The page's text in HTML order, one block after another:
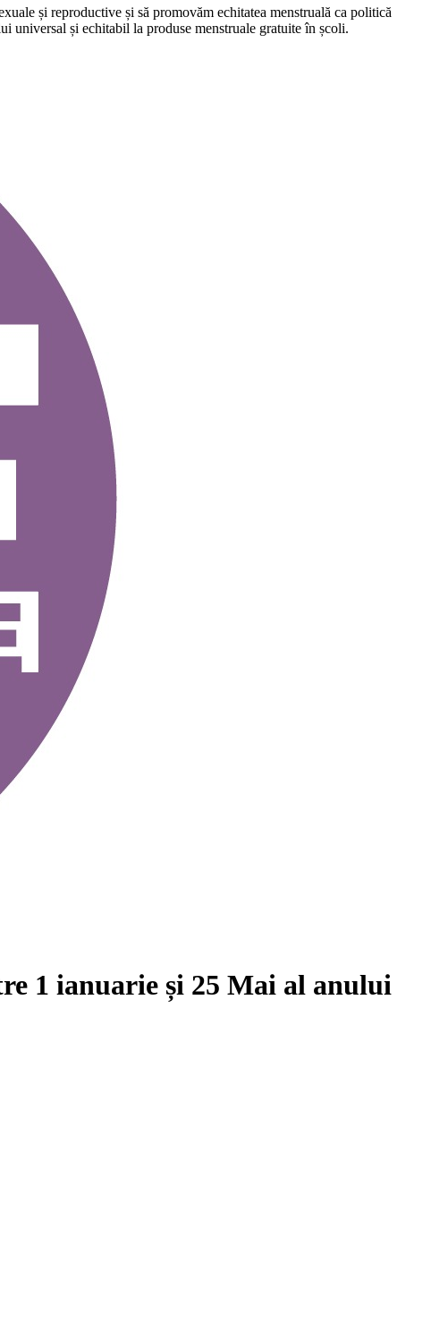
și reproductive și să promovăm echitatea menstruală ca politică
universal și echitabil la produse menstruale gratuite în școli.
1 ianuarie și 25 Mai al anului